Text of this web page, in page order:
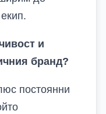
и
бранд?
постоянни